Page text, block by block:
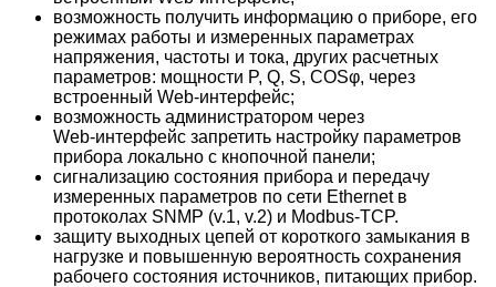
возможность получить информацию о приборе, его
режимах работы и измеренных параметрах
напряжения, частоты и тока, других расчетных
параметров: мощности P, Q, S, COSφ, через
встроенный Web-интерфейс;
возможность администратором через
Web-интерфейс запретить настройку параметров
прибора локально с кнопочной панели;
сигнализацию состояния прибора и передачу
измеренных параметров по сети Ethernet в
протоколах SNMP (v.1, v.2) и Modbus-TCP.
защиту выходных цепей от короткого замыкания в
нагрузке и повышенную вероятность сохранения
рабочего состояния источников, питающих прибор.